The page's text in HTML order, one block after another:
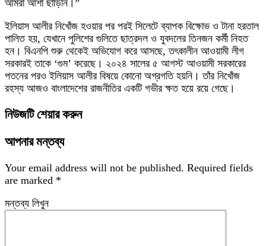
আমরা আশা ছাড়িনি।”
ইলিয়াস আলীর নিখোঁজ হওয়ার পর পরই সিলেটে ব্যাপক বিক্ষোভ ও টানা হরতাল
পালিত হয়, যেখানে পুলিশের গুলিতে ছাত্রদল ও যুবদলের তিনজন কর্মী নিহত
হন। বিএনপি শুরু থেকেই অভিযোগ করে আসছে, তৎকালীন আওয়ামী লীগ
সরকারই তাকে ‘গুম’ করেছে। ২০২৪ সালের ৫ আগস্ট আওয়ামী সরকারের
পতনের পরও ইলিয়াস আলীর বিষয়ে কোনো অগ্রগতি হয়নি। তাঁর নিখোঁজ
রহস্য আজও বাংলাদেশের রাজনীতির একটি গভীর ক্ষত হয়ে রয়ে গেছে।
নিউজটি শেয়ার করুন
আপনার মন্তব্য
Your email address will not be published. Required fields
are marked *
মন্তব্য লিখুন